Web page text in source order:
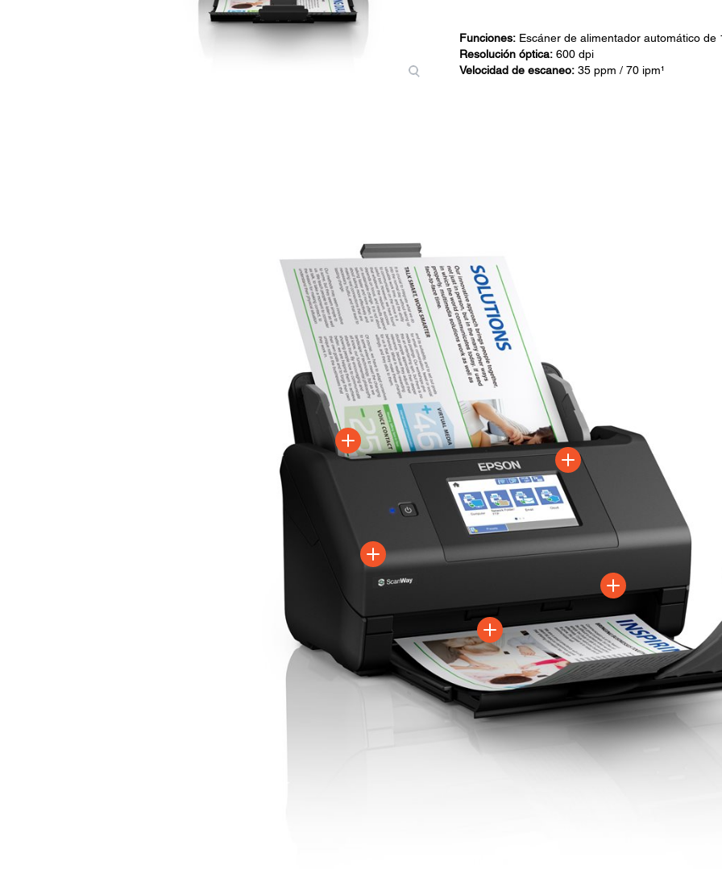
Funciones: Escáner de alimentador automático de
Resolución óptica: 600 dpi
Velocidad de escaneo: 35 ppm / 70 ipm¹